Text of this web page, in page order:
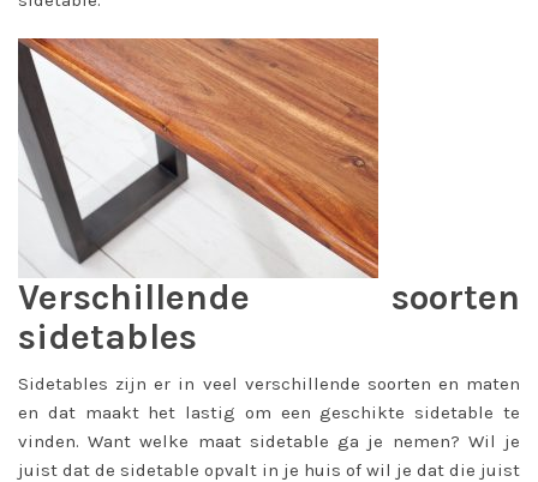
Verschillende soorten
sidetables
Sidetables zijn er in veel verschillende soorten en maten
en dat maakt het lastig om een geschikte sidetable te
vinden. Want welke maat sidetable ga je nemen? Wil je
juist dat de sidetable opvalt in je huis of wil je dat die juist